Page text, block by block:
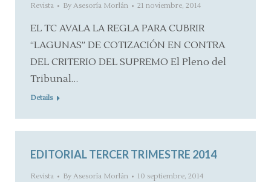
Revista By Asesoría Morlán 21 noviembre, 2014
EL TC AVALA LA REGLA PARA CUBRIR
“LAGUNAS” DE COTIZACIÓN EN CONTRA
DEL CRITERIO DEL SUPREMO El Pleno del
Tribunal…
Details
EDITORIAL TERCER TRIMESTRE 2014
Revista By Asesoría Morlán 10 septiembre, 2014